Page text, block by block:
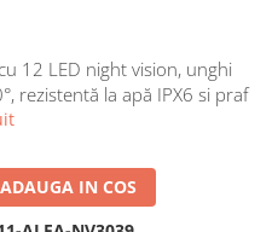
12 LED night vision, unghi
rezistentă la apă IPX6 si praf
ADAUGA IN COS